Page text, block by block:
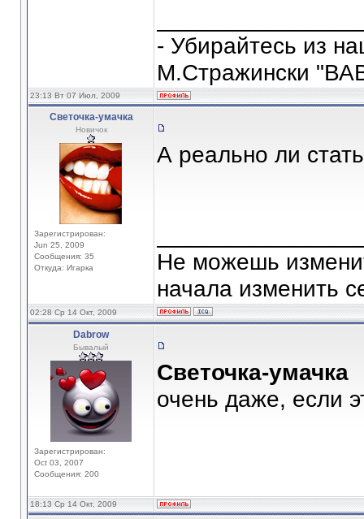
- Убирайтесь из
М.Стражински
23:13 Вт 07 Июл, 2009
Светочка-умачка
Новичок
Зарегистрирован:
Jun 25, 2009
Сообщения: 35
Откуда: Игарка
А реально ли
Не можешь
начала изменить
02:28 Ср 14 Окт, 2009
Dabrow
Бывалый
Зарегистрирован:
Oct 03, 2007
Сообщения: 200
Светочка-умачка
очень даже, если
18:13 Ср 14 Окт, 2009